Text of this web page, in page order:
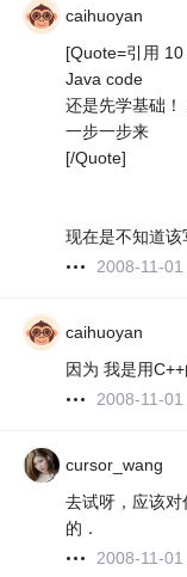
caihuoyan
[Quote=引用
Java code
还是先学基础！
一步一步来
[/Quote]
现在是不知道该
2008-11-01
caihuoyan
因为 我是用
2008-11-01
cursor_wang
去试呀，应该
的．
2008-11-01